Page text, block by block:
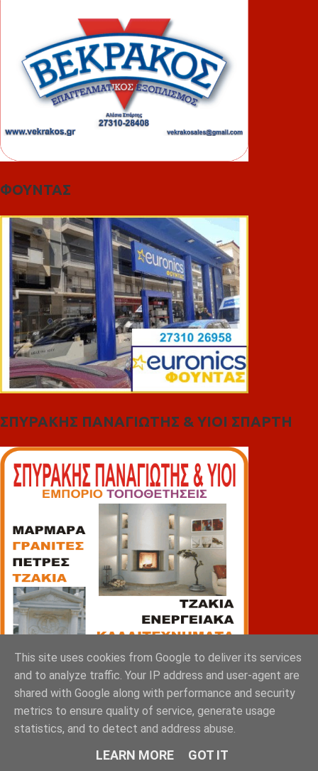
ΦΟΥΝΤΑΣ
ΣΠΥΡΑΚΗΣ ΠΑΝΑΓΙΩΤΗΣ & YIOI ΣΠΑΡΤΗ
This site uses cookies from Google to deliver its services
and to analyze traffic. Your IP address and user-agent are
shared with Google along with performance and security
metrics to ensure quality of service, generate usage
statistics, and to detect and address abuse.
LEARN MORE GOT IT